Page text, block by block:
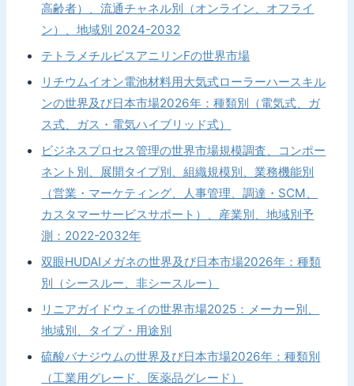
高齢者）、流通チャネル別（オンライン、オフライ
ン）、地域別 2024-2032
テトラメチルビスアニリンFの世界市場
リチウムイオン電池材料用大気式ローラーハースキル
ンの世界及び日本市場2026年：種類別（電気式、ガ
ス式、ガス・電気ハイブリッド式）
ビジネスプロセス管理の世界市場規模調査、コンポー
ネント別、展開タイプ別、組織規模別、業務機能別
（営業・マーケティング、人事管理、調達・SCM、
カスタマーサービスサポート）、産業別、地域別予
測：2022-2032年
双眼HUDAIメガネの世界及び日本市場2026年：種類
別（シースルー、非シースルー）
リニアガイドウェイの世界市場2025：メーカー別、
地域別、タイプ・用途別
硫酸バナジウムの世界及び日本市場2026年：種類別
（工業用グレード、医薬品グレード）